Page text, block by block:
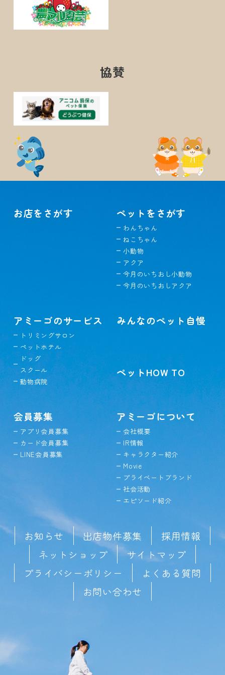
協賛
お店をさがす ペットをさがす
わんちゃん
ねこちゃん
小動物
アクア
今月のいちおし小動物
今月のいちおしアクア
アミーゴのサービス
トリミングサロン
ペットホテル
ドッグ
スクール
動物病院
みんなのペット自慢
ペットHOW TO
会員募集
アプリ会員募集
カード会員募集
LINE会員募集
アミーゴについて
会社概要
IR情報
キャラクター紹介
Movie
プライベートブランド
社会活動
エピソード紹介
お知らせ 出店物件募集
採用情報
ネットショップ
サイトマップ
プライバシーポリシー
よくある質問
お問い合わせ